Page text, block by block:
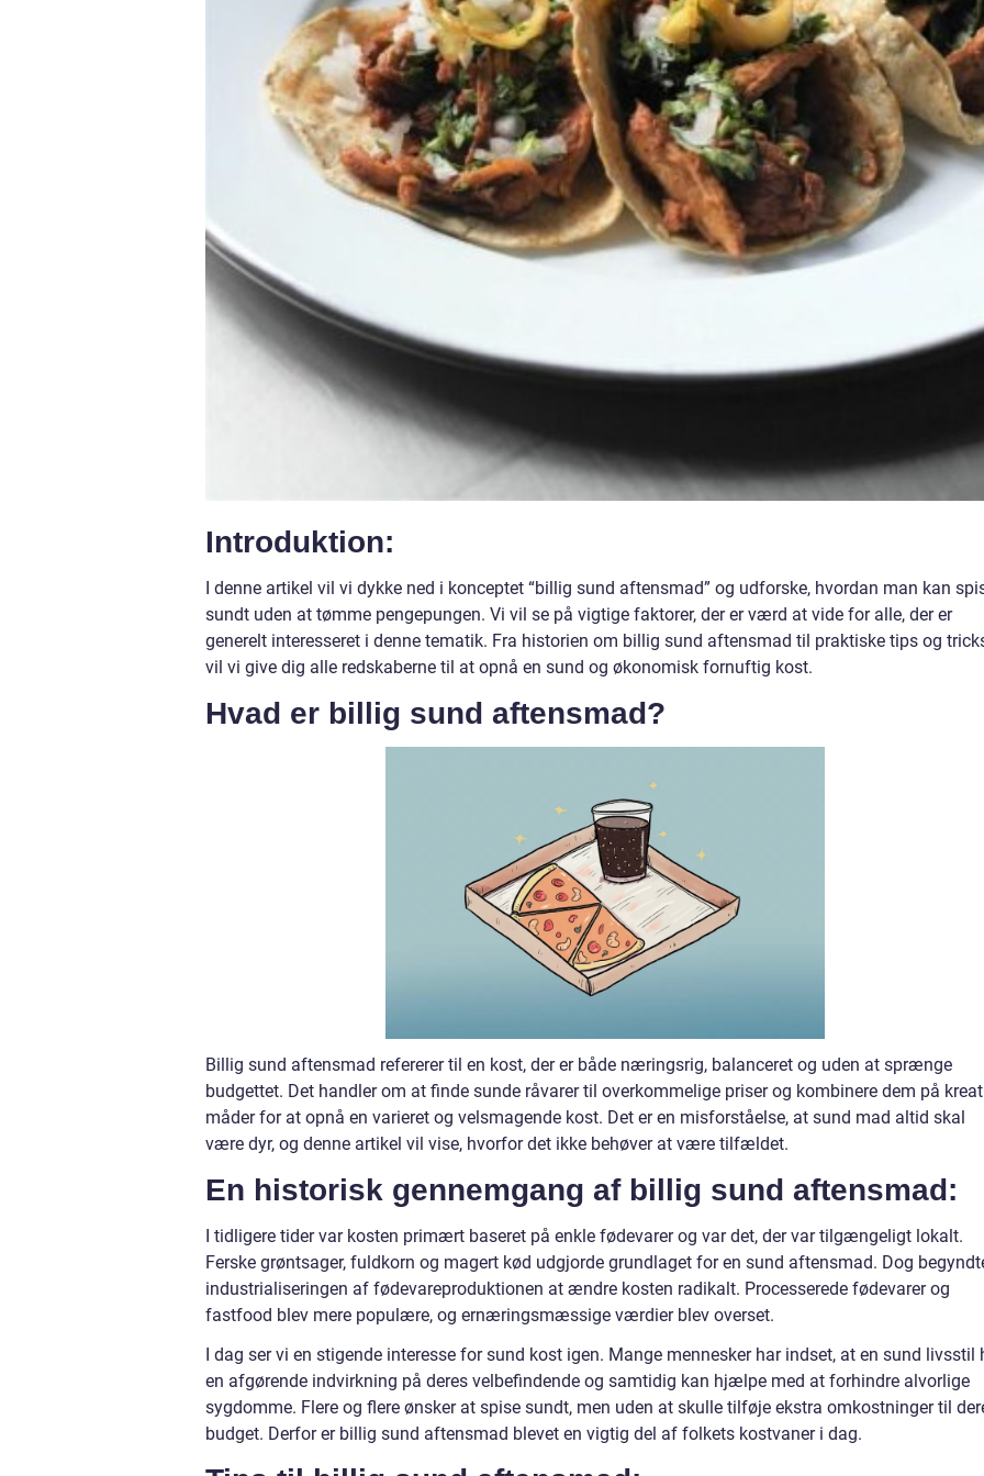
Introduktion:
I denne artikel vil vi dykke ned i konceptet “billig sund aftensmad” og udforske, hvordan man kan
sundt uden at tømme pengepungen. Vi vil se på vigtige faktorer, der er værd at vide for alle, der er
generelt interesseret i denne tematik. Fra historien om billig sund aftensmad til praktiske tips og
vil vi give dig alle redskaberne til at opnå en sund og økonomisk fornuftig kost.
Hvad er billig sund aftensmad?
Billig sund aftensmad refererer til en kost, der er både næringsrig, balanceret og uden at sprænge
budgettet. Det handler om at finde sunde råvarer til overkommelige priser og kombinere dem på
måder for at opnå en varieret og velsmagende kost. Det er en misforståelse, at sund mad altid skal
være dyr, og denne artikel vil vise, hvorfor det ikke behøver at være tilfældet.
En historisk gennemgang af billig sund aftensmad:
I tidligere tider var kosten primært baseret på enkle fødevarer og var det, der var tilgængeligt lokalt.
Ferske grøntsager, fuldkorn og magert kød udgjorde grundlaget for en sund aftensmad. Dog
industrialiseringen af fødevareproduktionen at ændre kosten radikalt. Processerede fødevarer og
fastfood blev mere populære, og ernæringsmæssige værdier blev overset.
I dag ser vi en stigende interesse for sund kost igen. Mange mennesker har indset, at en sund livsstil
en afgørende indvirkning på deres velbefindende og samtidig kan hjælpe med at forhindre alvorlige
sygdomme. Flere og flere ønsker at spise sundt, men uden at skulle tilføje ekstra omkostninger til
budget. Derfor er billig sund aftensmad blevet en vigtig del af folkets kostvaner i dag.